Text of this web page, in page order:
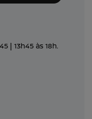
| 13h45 às 18h.